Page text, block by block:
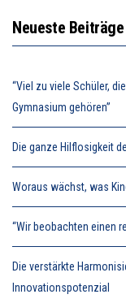
Neueste Beiträge
“Viel zu viele Schüler,
Gymnasium gehören”
Die ganze Hilflosigkeit
Woraus wächst, was
“Wir beobachten einen
Die verstärkte
Innovationspotenzial